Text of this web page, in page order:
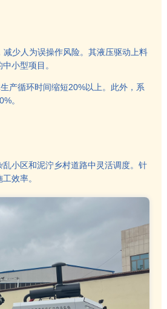
少人为误操作风险。其液压驱动上料
小型项目。
产循环时间缩短20%以上。此外，系
。
小区和泥泞乡村道路中灵活调度。针
效率。